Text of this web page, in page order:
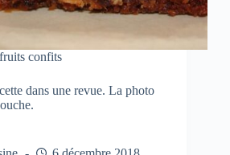
confits
dans une revue. La photo